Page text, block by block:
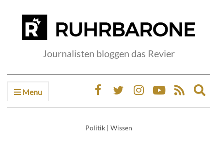
Journalisten bloggen das Revier
Menu
Politik | Wissen